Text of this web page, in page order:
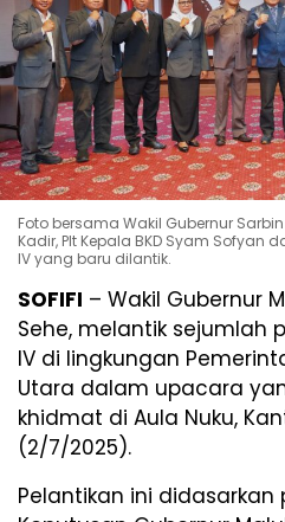
Foto bersama Wakil Gubernur
Kadir, Plt Kepala BKD Syam Sofyan
IV yang baru dilantik.
SOFIFI – Wakil Gubernur
Sehe, melantik sejumlah
IV di lingkungan
Utara dalam upacara
khidmat di Aula Nuku,
(2/7/2025).
Pelantikan ini